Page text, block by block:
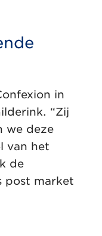
in
“Zij
we deze
van het
de
post market